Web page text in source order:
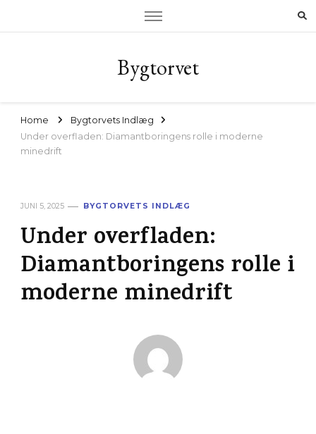
Bygtorvet
Home
Bygtorvets Indlæg
Under overfladen: Diamantboringens rolle i moderne
minedrift
JUNI 5, 2025 BYGTORVETS INDLÆG
Under overfladen:
Diamantboringens rolle i
moderne minedrift